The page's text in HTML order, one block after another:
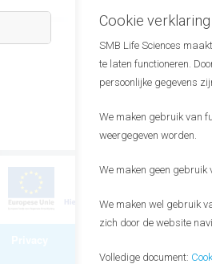
voorwaarden
Cookie verklaring
SMB Life Sciences
te laten functioneren.
persoonlijke gegevens
We maken gebruik van
weergegeven worden.
We maken geen gebruik
We maken wel gebruik
zich door de website
Volledige document: